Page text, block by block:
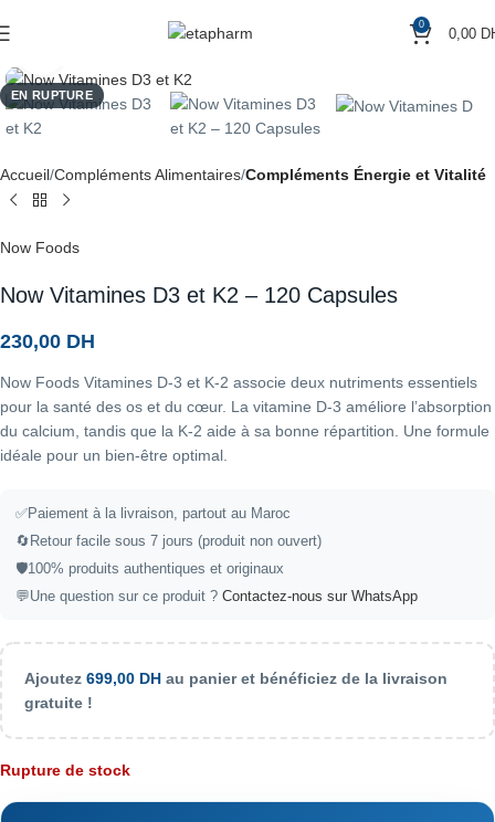
0
0,00
EN RUPTURE
Accueil Compléments Alimentaires Compléments Énergie et Vitalité
Now Foods
Now Vitamines D3 et K2 – 120 Capsules
230,00 DH
Now Foods Vitamines D-3 et K-2 associe deux nutriments essentiels
pour la santé des os et du cœur. La vitamine D-3 améliore l’absorption
du calcium, tandis que la K-2 aide à sa bonne répartition. Une formule
idéale pour un bien-être optimal.
✅Paiement à la livraison, partout au Maroc
🔄 Retour facile sous 7 jours (produit non ouvert)
🛡️100% produits authentiques et originaux
💬Une question sur ce produit ? Contactez-nous sur WhatsApp
Ajoutez 699,00 DH au panier et bénéficiez de la livraison
gratuite !
Rupture de stock